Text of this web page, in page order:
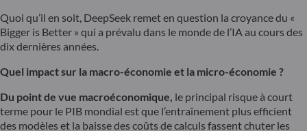
Quoi qu’il en soit, DeepSeek remet en question la croyance du «
Bigger is Better » qui a prévalu dans le monde de l’IA au cours des
dix dernières années.
Quel impact sur la macro-économie et la micro-économie ?
Du point de vue macroéconomique, le principal risque à court
terme pour le PIB mondial est que l’entraînement plus efficient
des modèles et la baisse des coûts de calculs fassent chuter les